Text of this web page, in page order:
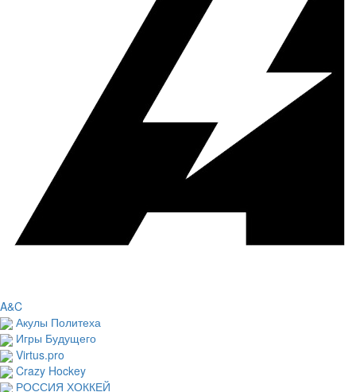
A&C
Акулы Политеха
Игры Будущего
Virtus.pro
Crazy Hockey
РОССИЯ ХОККЕЙ